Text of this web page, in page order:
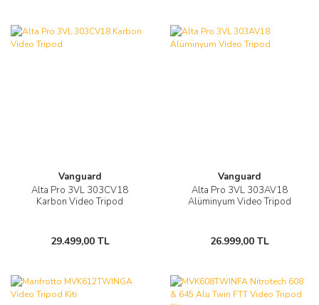
Vanguard
Alta Pro 3VL 303CV18
Karbon Video Tripod
29.499,00 TL
Vanguard
Alta Pro 3VL 303AV18
Alüminyum Video Tripod
26.999,00 TL